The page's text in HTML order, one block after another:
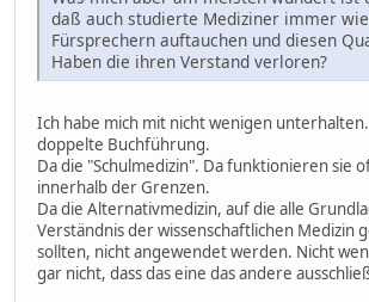
daß auch studierte Mediziner immer
Fürsprechern auftauchen und diesen
Haben die ihren Verstand verloren?
Ich habe mich mit nicht wenigen
doppelte Buchführung.
Da die "Schulmedizin". Da funktionieren sie
innerhalb der Grenzen.
Da die Alternativmedizin, auf die alle
Verständnis der wissenschaftlichen Medizin
sollten, nicht angewendet werden. Nicht
gar nicht, dass das eine das andere